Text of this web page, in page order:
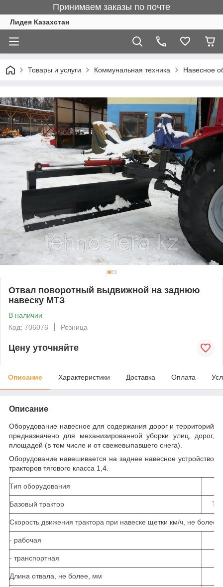
Принимаем заказы по почте
Лидея Казахстан
Товары и услуги Коммунальная техника Навесное
Отвал поворотный выдвижной на заднюю
навеску МТЗ
В наличии
Код: 706076
Розница
Цену уточняйте
Описание Характеристики Доставка Оплата
Описание
Оборудование навесное для содержания дорог и территорий
предназначено для механизированной уборки улиц, дорог,
площадей (в том числе и от свежевыпавшего снега).
Оборудование навешивается на заднее навесное устройство
тракторов тягового класса 1,4.
Тип оборудования
Базовый трактор
Скорость движения трактора при навеске щетки км/ч, не более:
- рабочая
- транспортная
Длина отвала, не более, мм